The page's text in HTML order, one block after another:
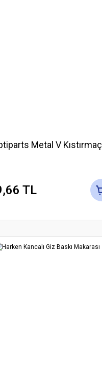
Metal V Kıstırmaç
TL